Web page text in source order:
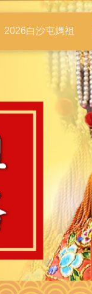
2026白沙屯媽祖